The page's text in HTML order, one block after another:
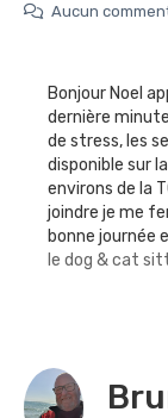
Aucun
Bonjour Noel
dernière minute
de stress, les
disponible sur
environs de la
joindre je me
bonne journée
le dog & cat